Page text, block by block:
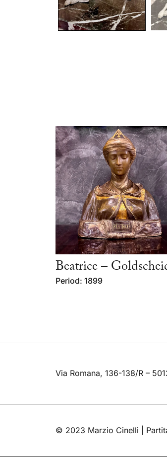
Beatrice –
Period: 1899
Via Romana, 136-138/R –
© 2023 Marzio Cinelli |